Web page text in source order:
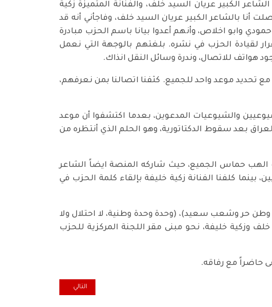
الكبير عريان السيد خلف، والفنانة المتميزة زكية
أنا بالشاعر الكبير عريان السيد خلف، وفاجأني أنه قد
وابو اخلاص، وأنهم أعدوا بيانا باسم الحزب مبادرة
لقيادة الحزب في نشره. بلغتهم بالوجهة التي نعمل
هواتف للاتصال، وندرة وسائل النقل انذاك.
تحديد موعد واحد للجميع. كثفنا اتصالنا بمن نعرفهم،
حاضرة في وجوه الشيوعيين والشيوعيات المدعوين، بعدما اكتشفوا أن موعد
بعد سقوط الدكتاتورية، وهو الحلم الذي أنتظره من
الهب حماس الجميع، حيث شاركه المنصة ايضاً الشاعر
كلفنا الفنانة زكية خليفة بإلقاء كلمة الحزب في
حر وشعب سعيد)، (وحدة وحدة وطنية، لا احتلال ولا
خليفة، نحو مبنى مقر اللجنة المركزية للحزب
حاضراً مع رفاقه.
المقال التالي: اكول...
التالي